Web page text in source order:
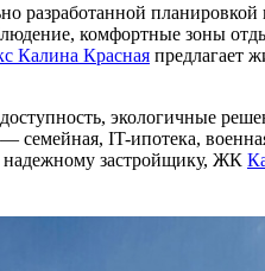
разработанной
комфортные зоны
Калина Красная предлагает
экологичные
IT-ипотека,
надежному застройщику, ЖК